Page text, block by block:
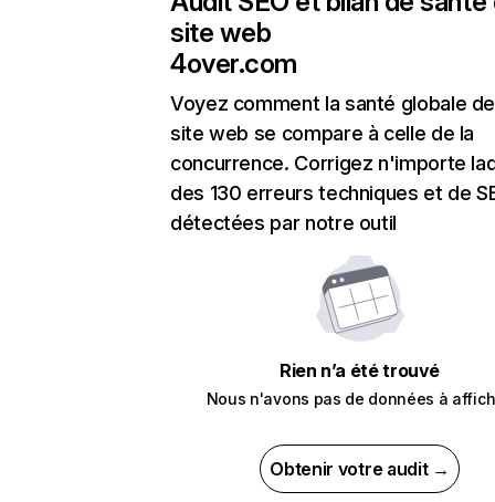
site web
4over.com
Voyez comment la santé globale
site web se compare à celle de la
concurrence. Corrigez n'importe
des 130 erreurs techniques et de
détectées par notre outil
Rien n’a été trouvé
Nous n'avons pas de données à
Obtenir votre audit →